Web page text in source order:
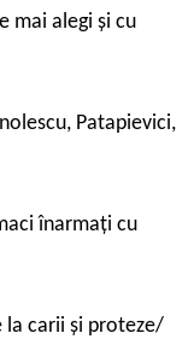
mai alegi și cu
Patapievici,
înarmați cu
la carii și proteze/